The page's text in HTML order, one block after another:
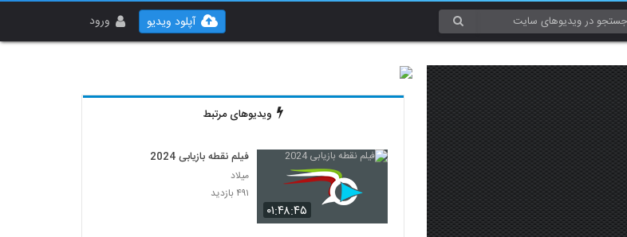
ورود آپلود ویدیو
ویدیوهای مرتبط
۰۱:۴۸:۴۵
فیلم نقطه بازیابی 2024
میلاد
۴۹۱ بازدید